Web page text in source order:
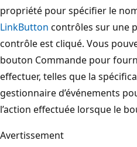
propriété pour spécifier le
LinkButton contrôles sur une
contrôle est cliqué. Vous
bouton Commande pour
effectuer, telles que la
gestionnaire d’événements
l’action effectuée lorsque le
Avertissement